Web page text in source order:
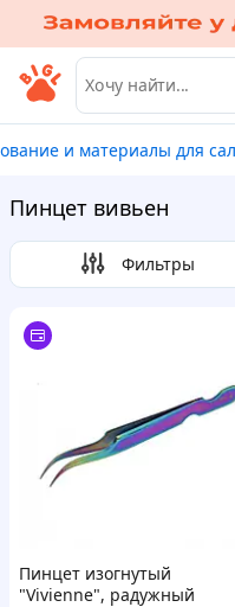
и материалы для
Пинцет вивьен
Фильтры
Пинцет изогнутый
"Vivienne", радужный